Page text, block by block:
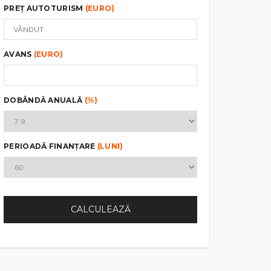
PREȚ AUTOTURISM (EURO)
AVANS (EURO)
DOBÂNDĂ ANUALĂ (%)
PERIOADĂ FINANȚARE (LUNI)
CALCULEAZĂ